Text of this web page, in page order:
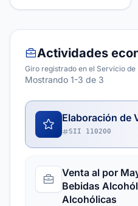
Actividades
Giro registrado en el Servicio de
Mostrando 1-3 de 3
Elaboración de
SII 110200
Venta al por
Bebidas
Alcohólicas